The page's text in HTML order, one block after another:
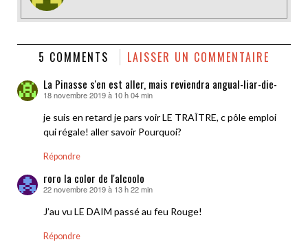
5 COMMENTS LAISSER UN COMMENTAIRE
La Pinasse s'en est aller, mais reviendra angual-liar-die-
dit :
18 novembre 2019 à 10 h 04 min
je suis en retard je pars voir LE TRAÎTRE, c pôle emploi
qui régale! aller savoir Pourquoi?
Répondre
roro la color de l'alcoolo
dit :
22 novembre 2019 à 13 h 22 min
J’au vu LE DAIM passé au feu Rouge!
Répondre